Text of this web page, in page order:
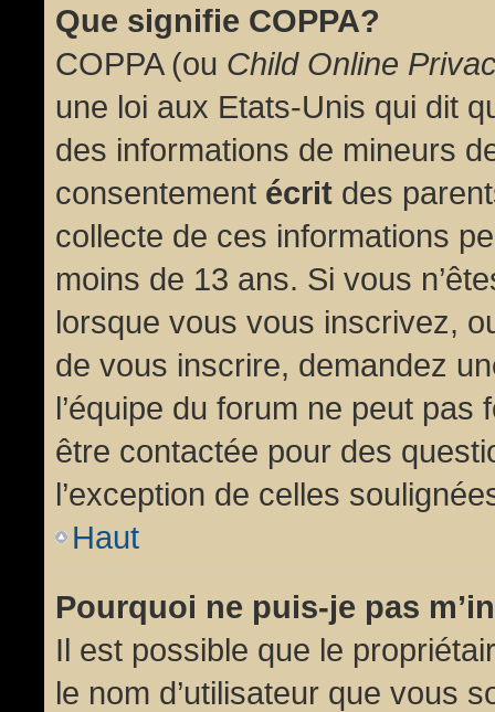
Que signifie COPPA?
COPPA (ou Child Online
une loi aux Etats-Unis qui dit
des informations de mineurs
consentement écrit des
collecte de ces informations
moins de 13 ans. Si vous
lorsque vous vous inscrivez,
de vous inscrire, demandez
l’équipe du forum ne peut
être contactée pour des
l’exception de celles
Haut
Pourquoi ne puis-je pas
Il est possible que le
le nom d’utilisateur que vous